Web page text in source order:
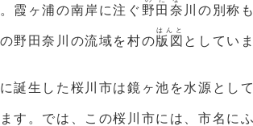
霞ヶ浦の南岸に注ぐ 野田奈 川の別称
野田奈川の流域を村の版図
はんと
としてい
誕生した桜川市は鏡ヶ池を水源とし
す。では、この桜川市には、市名に